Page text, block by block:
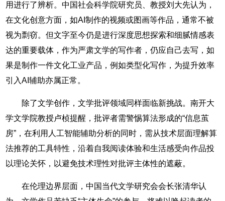
用进行了辨析。中国社会科学院研究员、教授刘大先认为，
在文化创意方面，如AI制作的视频或图画等作品，通常不被
视为剽窃。但文字至今仍是进行深度思想探索和细腻情感表
达的重要载体，作为严肃文学的写作者，仍应自己去写，如
果是制作一件文化工业产品，例如类型化写作，为提升效率
引入AI辅助亦属正常。
除了文学创作，文学批评领域同样面临新挑战。南开大
学文学院教授卢桢提醒，批评者需警惕算法形成的“信息茧
房”，在利用人工智能辅助分析的同时，需从技术层面理解算
法推荐的工具特性，沿着自我阅读体验和生活感受向作品投
以理论关怀，以避免技术理性对批评主体性的遮蔽。
在伦理边界层面，中国当代文学研究会会长张清华认